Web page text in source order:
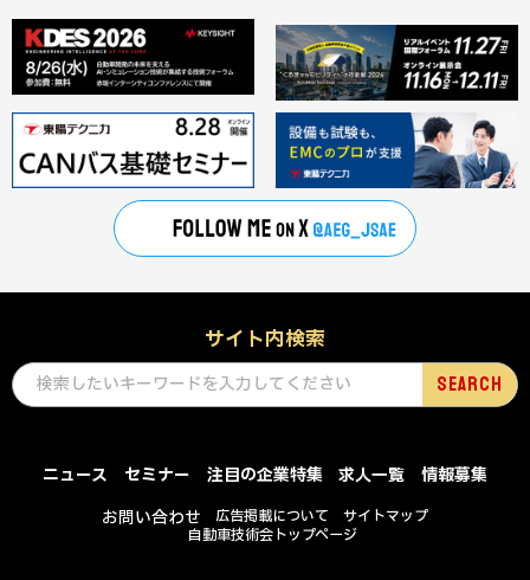
サイト内検索
ニュース セミナー 注目の企業特集 求人一覧
情報募集
お問い合わせ
広告掲載について
サイトマップ
自動車技術会トップページ